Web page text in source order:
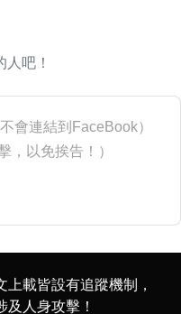
吧！
會連結到FaceBook）
，以免挨告！）
載皆設有追蹤機制，
人身攻擊！